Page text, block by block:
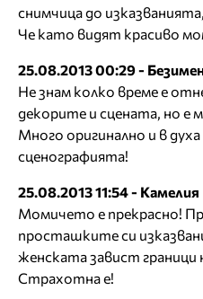
снимчица до
Че като видят красиво
25.08.2013 00:29 -
Не знам колко време е
декорите и сцената, но е
Много оригинално и в
сценографията!
25.08.2013 11:54 - Камелия
Момичето е прекрасно!
просташките си
женската завист
Страхотна е!